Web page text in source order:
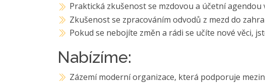
Praktická zkušenost se mzdovou a účetní
Zkušenost se zpracováním odvodů z mezd do
Pokud se nebojíte změn a rádi se učíte nové věci,
Nabízíme:
Zázemí moderní organizace, která podporuje